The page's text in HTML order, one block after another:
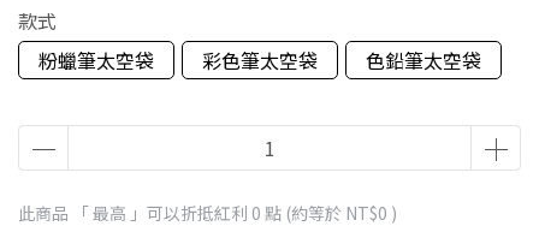
款式
粉蠟筆太空袋
彩色筆太空袋 色鉛筆太空袋
此商品 「 最高 」可以折抵紅利 0 點 (約等於 NT$0 )